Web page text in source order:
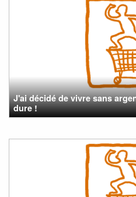
J'ai décidé de vivre sans
dure !